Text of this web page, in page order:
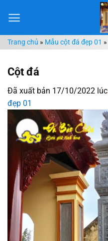
đến
dungTrang chủ » Mẫu cột đá đẹp 01 »
Cột đá
Đã xuất bản 17/10/2022 lúc
đẹp 01